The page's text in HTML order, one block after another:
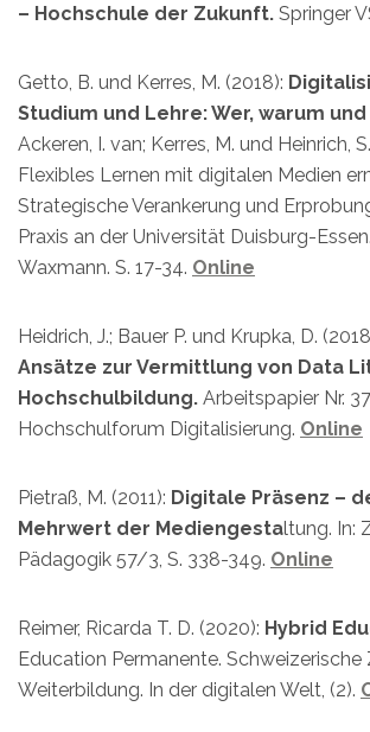
– Hochschule der Zukunft. Springer
Getto, B. und Kerres, M. (2018):
Studium und Lehre: Wer, warum und
Ackeren, I. van; Kerres, M. und Heinrich,
Flexibles Lernen mit digitalen Medien
Strategische Verankerung und
Praxis an der Universität Duisburg-
Waxmann. S. 17-34. Online
Heidrich, J.; Bauer P. und Krupka, D.
Ansätze zur Vermittlung von Data
Hochschulbildung. Arbeitspapier Nr.
Hochschulforum Digitalisierung. Online
Pietraß, M. (2011): Digitale Präsenz –
Mehrwert der Mediengestaltung. In:
Pädagogik 57/3, S. 338-349. Online
Reimer, Ricarda T. D. (2020): Hybrid
Education Permanente.
Weiterbildung. In der digitalen Welt, (2).